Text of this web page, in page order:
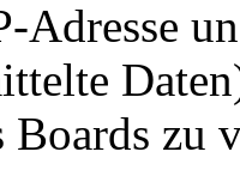
Adresse
Boards zu